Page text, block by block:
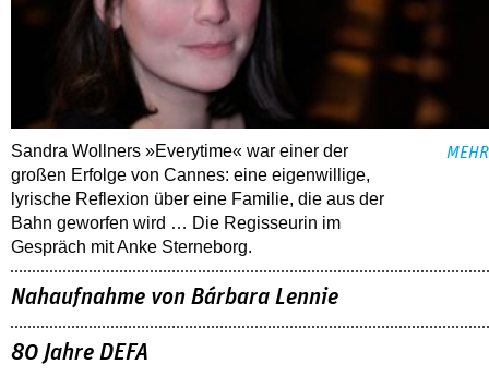
Sandra Wollners »Everytime« war einer der
großen Erfolge von Cannes: eine eigenwillige,
lyrische Reflexion über eine ­Familie, die aus der
Bahn geworfen wird … Die Regisseurin im
Gespräch mit Anke Sterneborg.
MEHR
Nahaufnahme von Bárbara Lennie
80 Jahre DEFA